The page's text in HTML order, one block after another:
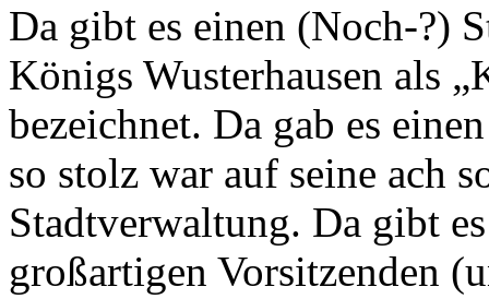
Da gibt es einen (Noch-?)
Königs Wusterhausen als
bezeichnet. Da gab es
so stolz war auf seine ach
Stadtverwaltung. Da gibt
großartigen Vorsitzenden